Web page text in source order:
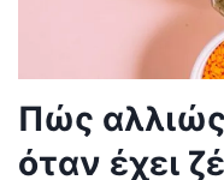
Πώς
όταν έχει